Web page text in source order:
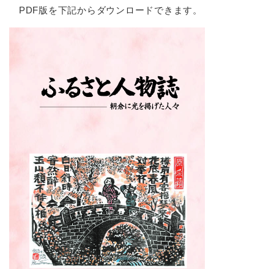
PDF版を下記からダウンロードできます。